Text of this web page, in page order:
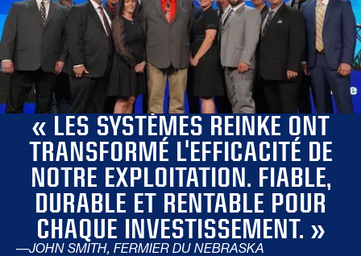
« LES SYSTÈMES REINKE ONT
TRANSFORMÉ L'EFFICACITÉ DE
NOTRE EXPLOITATION. FIABLE,
DURABLE ET RENTABLE POUR
CHAQUE INVESTISSEMENT. »
—JOHN SMITH, FERMIER DU NEBRASKA